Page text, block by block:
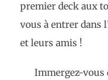
premier deck aux
vous à entrer dans
et leurs amis !
Immergez-vous